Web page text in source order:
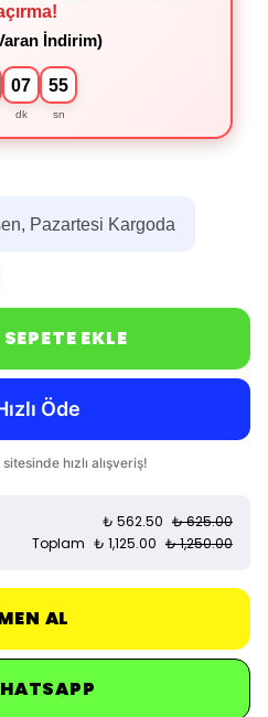
İndirim)
07
dk
54
sn
Pazartesi Kargoda
SEPETE EKLE
₺ 562.50 ₺ 625.00
Toplam ₺ 1,125.00 ₺ 1,250.00
AL